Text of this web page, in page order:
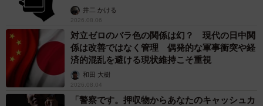
提」の対策
井二 かける
2026.08.06
対立ゼロのバラ色の関係は幻？ 現代の日中関
係は改善ではなく管理 偶発的な軍事衝突や経
済的混乱を避ける現状維持こそ重視
和田 大樹
2026.08.04
「警察です。押収物からあなたのキャッシュカ